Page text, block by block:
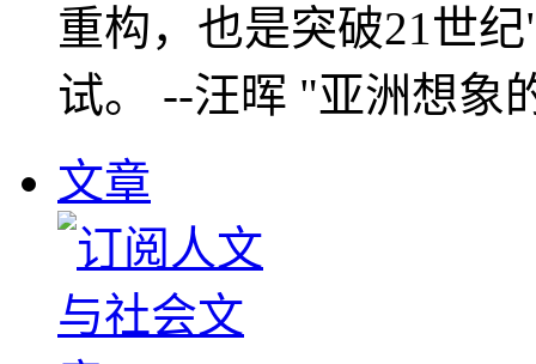
重构，也是突破21世
试。 --汪晖 "亚洲想象
文章